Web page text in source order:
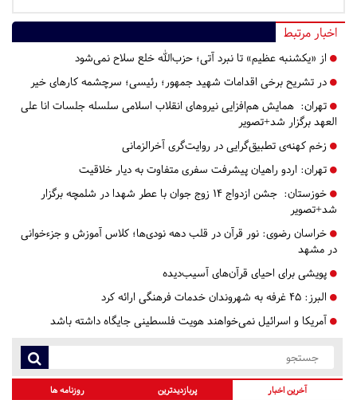
اخبار مرتبط
از «یکشنبه عظیم» تا نبرد آتی؛ حزب‌الله خلع سلاح نمی‌شود
در تشریح برخی اقدامات شهید جمهور؛ رئیسی؛ سرچشمه کارهای خیر
تهران: همایش هم‌افزایی نیروهای انقلاب اسلامی سلسله جلسات انا علی
العهد برگزار شد+تصویر
زخم کهنه‌ی تطبیق‌گرایی در روایت‌گری آخرالزمانی
تهران: اردو راهیان پیشرفت سفری متفاوت به دیار خلاقیت
خوزستان:
جشن ازدواج ۱۴ زوج جوان با عطر شهدا در شلمچه برگزار
شد+تصویر
خراسان رضوی: نور قرآن در قلب دهه نودی‌ها؛ کلاس آموزش و جزءخوانی
در مشهد
پویشی برای احیای قرآن‌های آسیب‌دیده
البرز:
آمریکا و اسرائیل نمی‌خواهند هویت فلسطینی جایگاه داشته باشد
آخرین اخبار پربازدیدترین روزنامه ها